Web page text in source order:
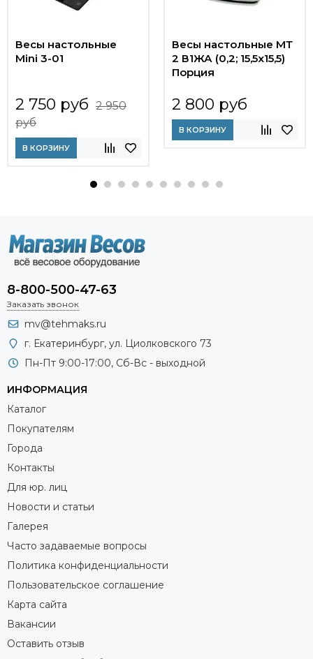
Весы настольные
Mini 3-01
2 750 руб 2 950
руб
В КОРЗИНУ
Весы настольные МТ
2 В1ЖА (0,2; 15,5х15,5)
Порция
2 800 руб
В КОРЗИНУ
8-800-500-47-63
Заказать звонок
mv@tehmaks.ru
г. Екатеринбург, ул. Циолковского 73
Пн-Пт 9:00-17:00, Сб-Вс - выходной
ИНФОРМАЦИЯ
Каталог
Покупателям
Города
Контакты
Для юр. лиц
Новости и статьи
Галерея
Часто задаваемые вопросы
Политика конфиденциальности
Пользовательское соглашение
Карта сайта
Вакансии
Оставить отзыв